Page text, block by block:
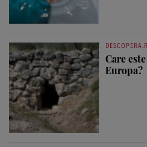
Care
Europa?